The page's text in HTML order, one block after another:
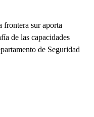
frontera sur aporta
de las capacidades
de Seguridad